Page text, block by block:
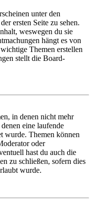
unter den
ersten Seite zu sehen.
weswegen du sie
hängt es von
Themen erstellen
stellt die Board-
in denen nicht mehr
eine laufende
wurde. Themen können
oder
hast du auch die
zu schließen, sofern dies
wurde.